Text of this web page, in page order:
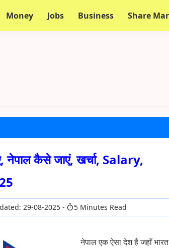
Money Jobs Business Share
कैसे जाएं, खर्चा, Salary,
29-08-2025 5 Minutes Read
नेपाल एक ऐसा देश है जहाँ